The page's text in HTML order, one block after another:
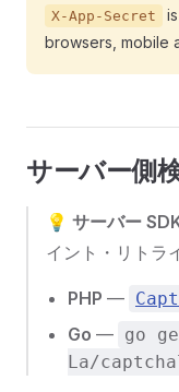
X-App-Secret
browsers, mobile
サーバー側
💡 サーバー
イント・リトラ
PHP —
Go — go
La/